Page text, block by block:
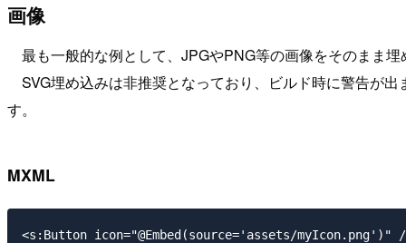
画像
最も一般的な例として、JPGやPNG等の画像をそのまま
SVG埋め込みは非推奨となっており、ビルド時に警告が
す。
MXML
<s:Button icon="@Embed(source='assets/myIcon.png')"